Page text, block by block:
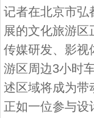
记者在北京市弘
展的文化旅游
传媒研发、影视
游区周边3小时
述区域将成为带
正如一位参与设